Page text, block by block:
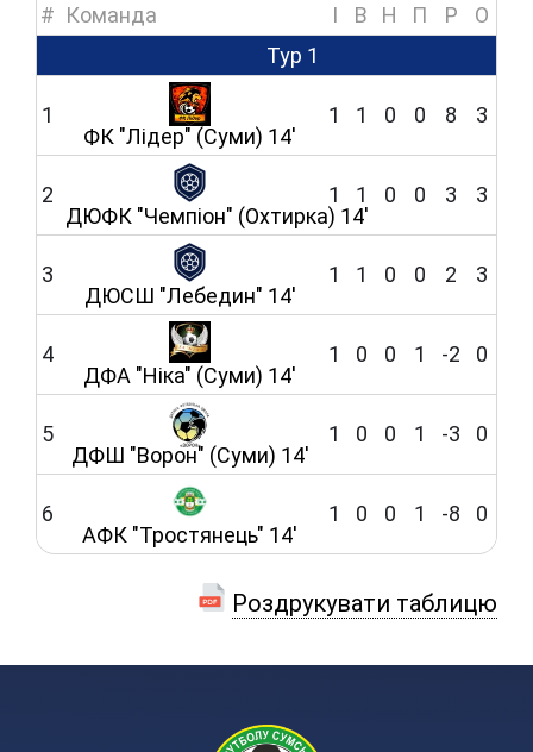
# Команда I В Н П Р
O
Тур 1
1
ФК "Лідер" (Суми) 14'
1 1 0 0 8 3
2
ДЮФК "Чемпіон" (Охтирка) 14'
1 1 0 0 3 3
3
ДЮСШ "Лебедин" 14'
1 1 0 0 2 3
4
ДФА "Ніка" (Суми) 14'
1 0 0 1 -2 0
5
ДФШ "Ворон" (Суми) 14'
1 0 0 1 -3 0
6
АФК "Тростянець" 14'
1 0 0 1 -8 0
Роздрукувати таблицю